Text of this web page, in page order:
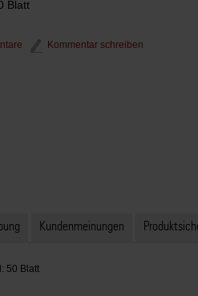
Blatt
Kommentar schreiben
Kundenmeinungen
50 Blatt